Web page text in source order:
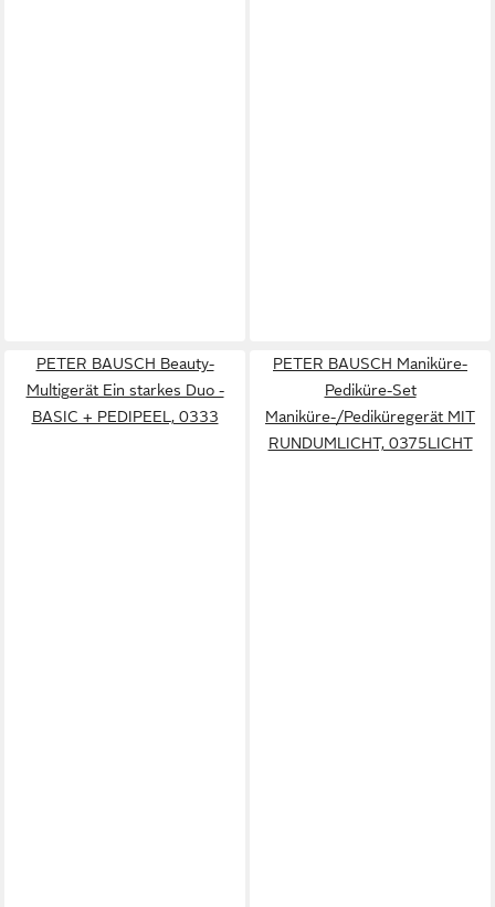
PETER BAUSCH Beauty-
Multigerät Ein starkes Duo -
BASIC + PEDIPEEL, 0333
PETER BAUSCH Maniküre-
Pediküre-Set
Maniküre-/Pediküregerät MIT
RUNDUMLICHT, 0375LICHT